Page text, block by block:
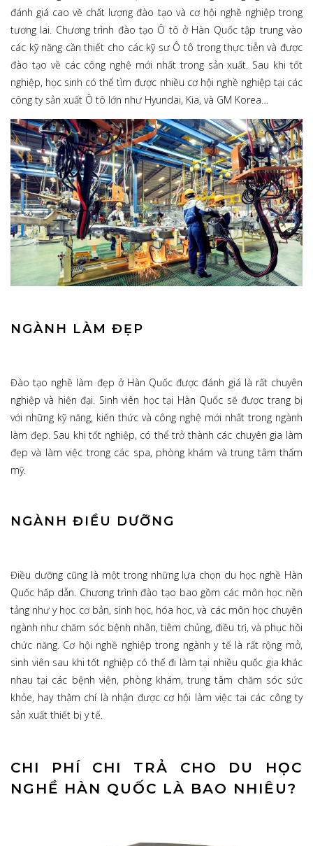
đánh giá cao về chất lượng đào tạo và cơ hội nghề nghiệp trong
tương lai. Chương trình đào tạo Ô tô ở Hàn Quốc tập trung vào
các kỹ năng cần thiết cho các kỹ sư Ô tô trong thực tiễn và được
đào tạo về các công nghệ mới nhất trong sản xuất. Sau khi tốt
nghiệp, học sinh có thể tìm được nhiều cơ hội nghề nghiệp tại các
công ty sản xuất Ô tô lớn như Hyundai, Kia, và GM Korea…
NGÀNH LÀM ĐẸP
Đào tạo nghề làm đẹp ở Hàn Quốc được đánh giá là rất chuyên
nghiệp và hiện đại. Sinh viên học tại Hàn Quốc sẽ được trang bị
với những kỹ năng, kiến thức và công nghệ mới nhất trong ngành
làm đẹp. Sau khi tốt nghiệp, có thể trở thành các chuyên gia làm
đẹp và làm việc trong các spa, phòng khám và trung tâm thẩm
mỹ.
NGÀNH ĐIỀU DƯỠNG
Điều dưỡng cũng là một trong những lựa chọn du học nghề Hàn
Quốc hấp dẫn. Chương trình đào tạo bao gồm các môn học nền
tảng như y học cơ bản, sinh học, hóa học, và các môn học chuyên
ngành như chăm sóc bệnh nhân, tiêm chủng, điều trị, và phục hồi
chức năng. Cơ hội nghề nghiệp trong ngành y tế là rất rộng mở,
sinh viên sau khi tốt nghiệp có thể đi làm tại nhiều quốc gia khác
nhau tại các bệnh viện, phòng khám, trung tâm chăm sóc sức
khỏe, hay thậm chí là nhận được cơ hội làm việc tại các công ty
sản xuất thiết bị y tế.
CHI PHÍ CHI TRẢ CHO DU HỌC
NGHỀ HÀN QUỐC LÀ BAO NHIÊU?